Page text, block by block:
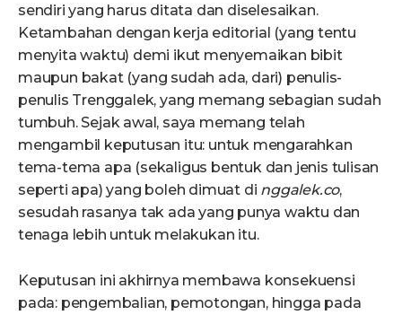
sendiri yang harus ditata dan diselesaikan.
Ketambahan dengan kerja editorial (yang tentu
menyita waktu) demi ikut menyemaikan bibit
maupun bakat (yang sudah ada, dari) penulis-
penulis Trenggalek, yang memang sebagian sudah
tumbuh. Sejak awal, saya memang telah
mengambil keputusan itu: untuk mengarahkan
tema-tema apa (sekaligus bentuk dan jenis tulisan
seperti apa) yang boleh dimuat di nggalek.co,
sesudah rasanya tak ada yang punya waktu dan
tenaga lebih untuk melakukan itu.
Keputusan ini akhirnya membawa konsekuensi
pada: pengembalian, pemotongan, hingga pada